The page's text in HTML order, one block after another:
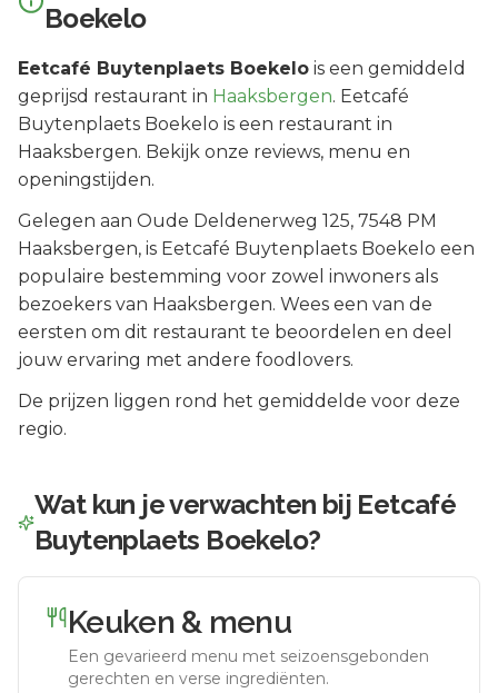
Boekelo
Eetcafé Buytenplaets Boekelo is een gemiddeld
geprijsd restaurant in Haaksbergen. Eetcafé
Buytenplaets Boekelo is een restaurant in
Haaksbergen. Bekijk onze reviews, menu en
openingstijden.
Gelegen aan Oude Deldenerweg 125, 7548 PM
Haaksbergen, is Eetcafé Buytenplaets Boekelo een
populaire bestemming voor zowel inwoners als
bezoekers van Haaksbergen. Wees een van de
eersten om dit restaurant te beoordelen en deel
jouw ervaring met andere foodlovers.
De prijzen liggen rond het gemiddelde voor deze
regio.
Wat kun je verwachten bij Eetcafé
Buytenplaets Boekelo?
Keuken & menu
Een gevarieerd menu met seizoensgebonden
gerechten en verse ingrediënten.